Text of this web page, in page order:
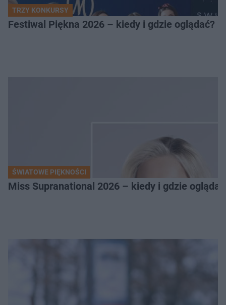
TRZY KONKURSY
Festiwal Piękna 2026 – kiedy i gdzie oglądać?
ŚWIATOWE PIĘKNOŚCI
Miss Supranational 2026 – kiedy i gdzie